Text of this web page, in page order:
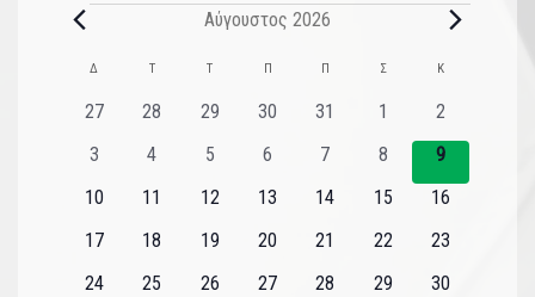
Αύγουστος 2026
Ημερολόγιο
του
Εκδηλώσεις
Δ Τ Τ Π Π Σ Κ
0
27
0
28
0
29
0
30
0
31
0
εκδηλώσεις
1
0
εκδηλώσεις
2
0
3
0
4
0
5
0
6
0
εκδηλώσεις
7
0
εκδηλώσεις
8
0
εκδηλώσεις
9
0
10
0
11
0
12
0
13
0
14
0
15
0
16
0
17
0
18
0
19
0
20
0
21
0
22
0
23
0
24
0
25
0
26
0
27
0
28
0
29
0
30